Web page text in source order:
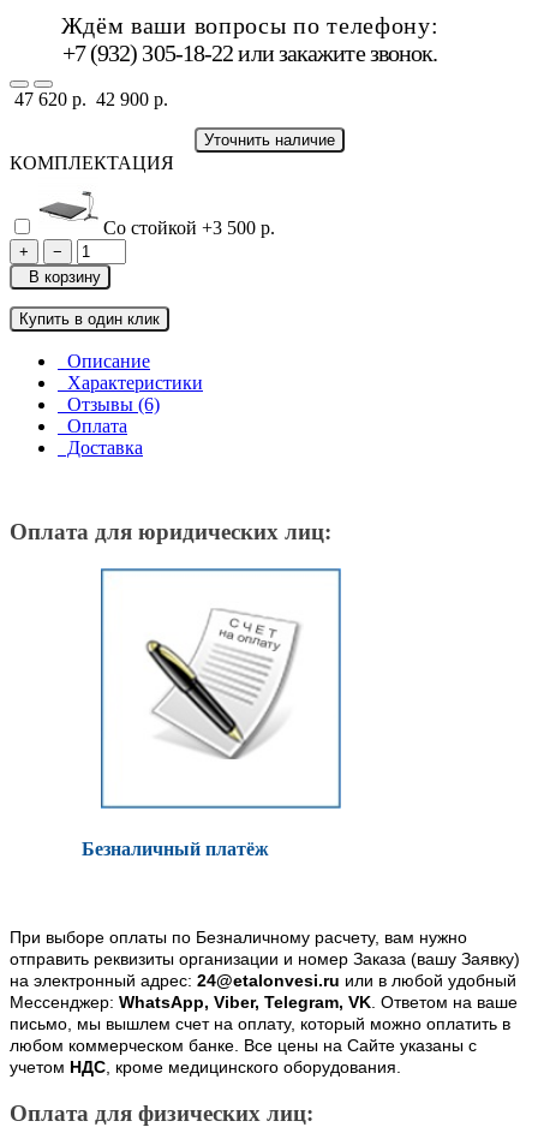
Ждём ваши вопросы по телефону:
+7 (932) 305-18-22 илизакажите звонок.
47 620 р. 42 900 р.
Уточнить наличие
КОМПЛЕКТАЦИЯ
Со стойкой +3 500 р.
+
−
В корзину
Купить в один клик
Описание
Характеристики
Отзывы (6)
Оплата
Доставка
Оплата для юридических лиц:
Безналичный платёж
При выборе оплаты по Безналичному расчету, вам нужно
отправить реквизиты организации и номер Заказа (вашу Заявку)
на электронный адрес: 24@etalonvesi.ru или в любой удобный
Мессенджер: WhatsApp, Viber, Telegram, VK. Ответом на ваше
письмо, мы вышлем счет на оплату, который можно оплатить в
любом коммерческом банке. Все цены на Сайте указаны с
учетом НДС, кроме медицинского оборудования.
Оплата для физических лиц: